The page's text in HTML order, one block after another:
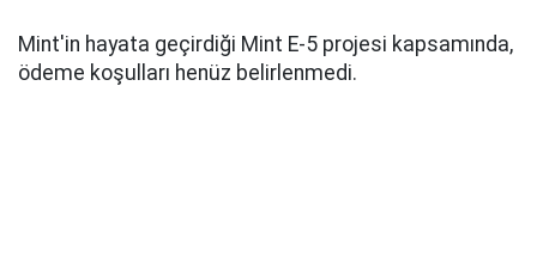
Mint'in hayata geçirdiği Mint E-5 projesi kapsamında,
ödeme koşulları henüz belirlenmedi.